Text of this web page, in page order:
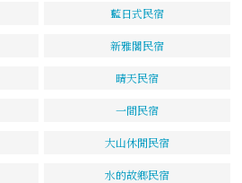
藍日式民宿
新雅閣民宿
晴天民宿
一間民宿
大山休閒民宿
水的故鄉民宿